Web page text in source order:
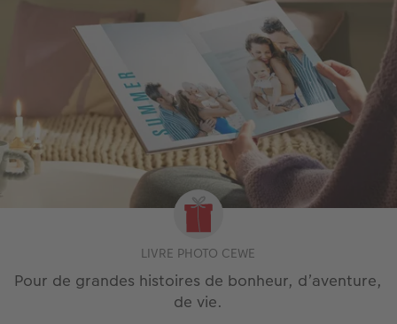
LIVRE PHOTO CEWE
Pour de grandes histoires de bonheur, d’aventure,
de vie.